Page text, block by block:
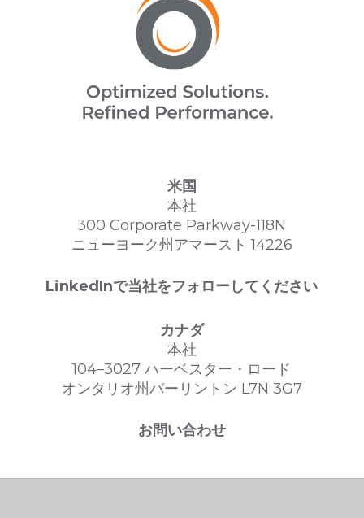
米国
本社
300 Corporate Parkway-118N
ニューヨーク州アマースト 14226
LinkedInで当社をフォローしてください
カナダ
本社
104–3027 ハーベスター・ロード
オンタリオ州バーリントン L7N 3G7
お問い合わせ